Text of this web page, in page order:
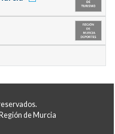
de Murcia